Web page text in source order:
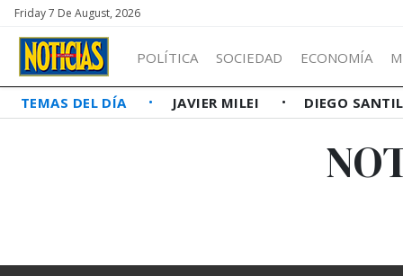
Friday 7 De August, 2026
POLÍTICA SOCIEDAD ECONOMÍA
TEMAS DEL DÍA JAVIER MILEI DIEGO